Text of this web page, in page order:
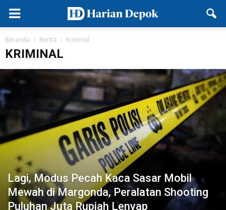
Beranda Berita Kriminal
KRIMINAL
Lagi, Modus Pecah Kaca Sasar Mobil
Mewah di Margonda, Peralatan Shooting
Puluhan Juta Rupiah Lenyap